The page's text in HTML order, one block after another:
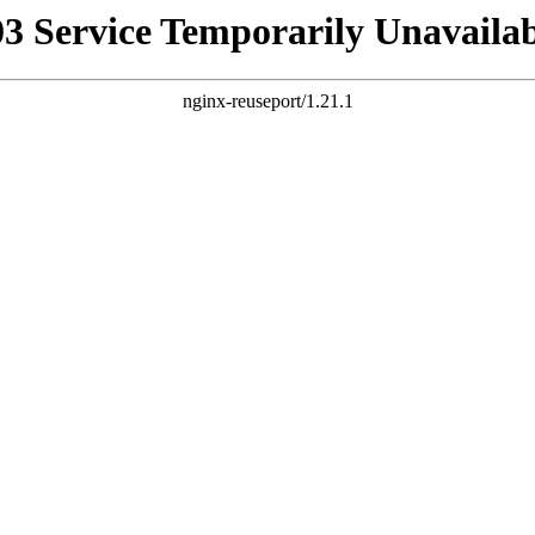
Service Temporarily
nginx-reuseport/1.21.1